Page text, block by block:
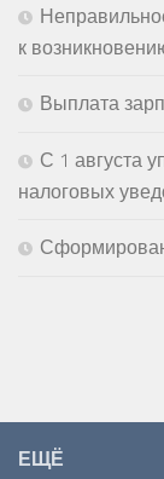
к
Выплата
С 1 августа
налоговых
ЕЩЁ